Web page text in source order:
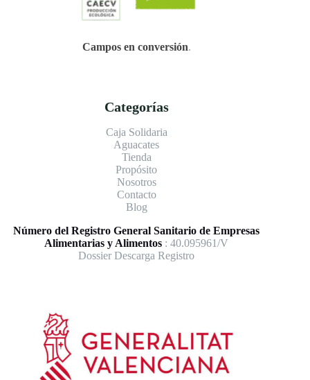
Campos en conversión.
Categorías
Caja Solidaria
Aguacates
Tienda
Propósito
Nosotros
Contacto
Blog
Número del Registro General Sanitario de Empresas
Alimentarias y Alimentos : 40.095961/V
Dossier Descarga Registro